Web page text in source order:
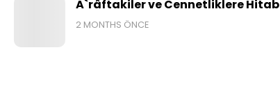
A`râftakiler ve Cennetliklere Hitab
2 MONTHS ÖNCE